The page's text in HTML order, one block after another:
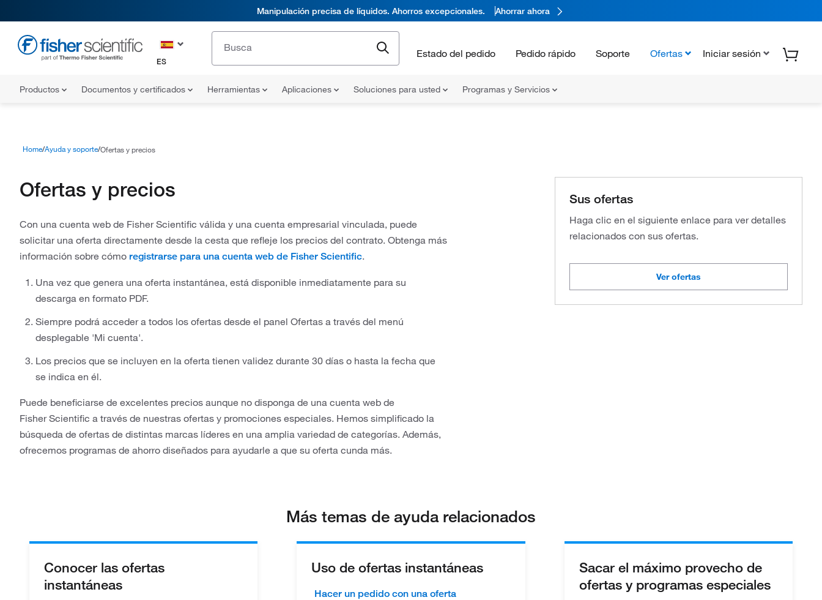
Manipulación precisa de líquidos. Ahorros excepcionales. Ahorrar ahora
ES
Estado del pedido Pedido rápido Soporte Ofertas Iniciar sesión
Productos Documentos y certificados Herramientas Aplicaciones Soluciones para usted Programas y Servicios
Home Ayuda y soporte Ofertas y precios
Ofertas y precios
Con una cuenta web de Fisher Scientific válida y una cuenta empresarial vinculada, puede
solicitar una oferta directamente desde la cesta que refleje los precios del contrato. Obtenga más
información sobre cómo registrarse para una cuenta web de Fisher Scientific.
Una vez que genera una oferta instantánea, está disponible inmediatamente para su
descarga en formato PDF.
Siempre podrá acceder a todos los ofertas desde el panel Ofertas a través del menú
desplegable 'Mi cuenta'.
Los precios que se incluyen en la oferta tienen validez durante 30 días o hasta la fecha que
se indica en él.
Puede beneficiarse de excelentes precios aunque no disponga de una cuenta web de
Fisher Scientific a través de nuestras ofertas y promociones especiales. Hemos simplificado la
búsqueda de ofertas de distintas marcas líderes en una amplia variedad de categorías. Además,
ofrecemos programas de ahorro diseñados para ayudarle a que su oferta cunda más.
Sus ofertas
Haga clic en el siguiente enlace para ver detalles
relacionados con sus ofertas.
Ver ofertas
Más temas de ayuda relacionados
Conocer las ofertas
instantáneas
Uso de ofertas instantáneas
Hacer un pedido con una oferta
Sacar el máximo provecho de
ofertas y programas especiales